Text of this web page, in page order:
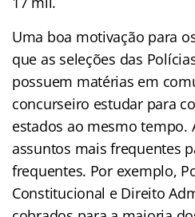
Uma boa motivação para
que as seleções das
possuem matérias em
concurseiro estudar para
estados ao mesmo tempo.
assuntos mais frequentes
frequentes. Por exemplo,
Constitucional e Direito